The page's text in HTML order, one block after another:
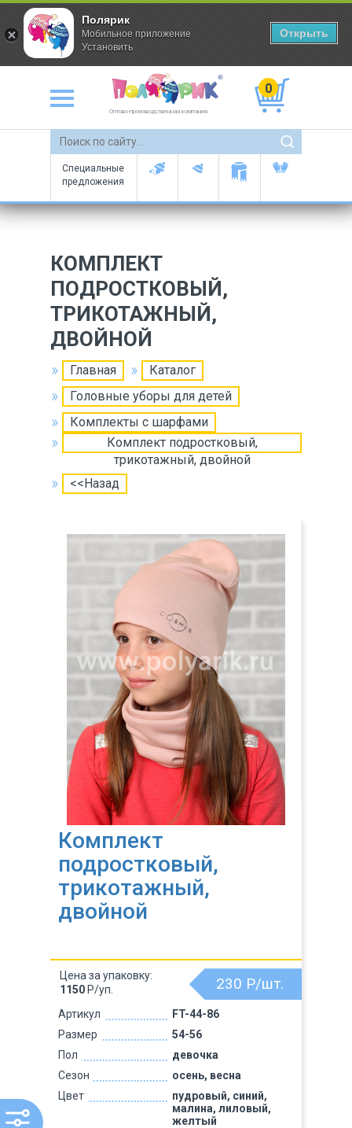
Оптово-производственная компания
0
Специальные
предложения
КОМПЛЕКТ
ПОДРОСТКОВЫЙ,
ТРИКОТАЖНЫЙ,
ДВОЙНОЙ
Главная
Каталог
Головные уборы для детей
Комплекты с шарфами
Комплект подростковый,
трикотажный, двойной
<<Назад
Комплект
подростковый,
трикотажный,
двойной
Артикул
FT-44-86
Размер
54-56
Пол
девочка
Сезон
осень, весна
Цвет
пудровый, синий,
малина, лиловый,
желтый
230 Р/шт.
Цена за упаковку:
1150 Р/уп.
Полярик
Мобильное приложение
Установить
Открыть